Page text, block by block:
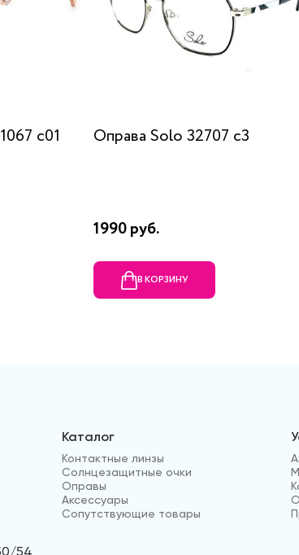
c01 Оправа Solo 32707 c3
1990 руб.
В КОРЗИНУ
54
Каталог
Контактные линзы
Солнцезащитные очки
Оправы
Аксессуары
Сопутствующие товары